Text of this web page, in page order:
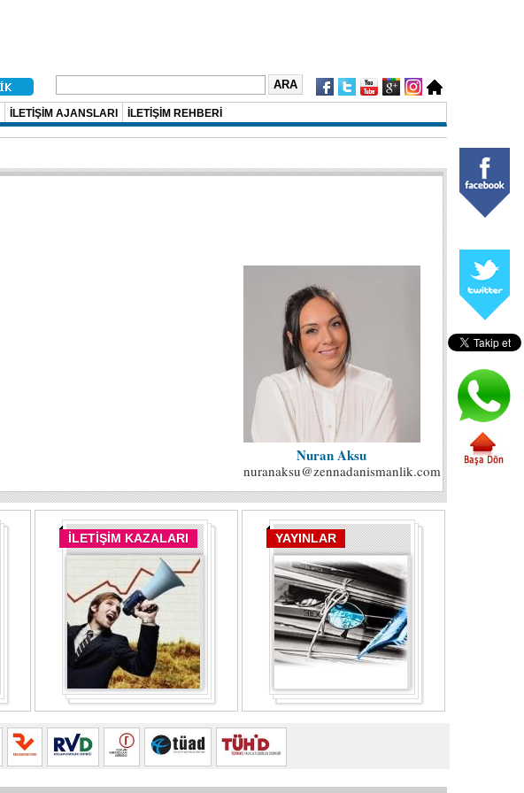
İLETİŞİM AJANSLARI İLETİŞİM REHBERİ
Nuran Aksu
nuranaksu@zennadanismanlik.com
İLETİŞİM KAZALARI YAYINLAR